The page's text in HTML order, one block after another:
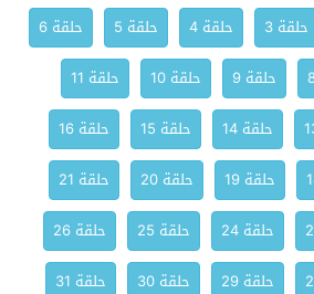
حلقة 3 حلقة 4 حلقة 5
حلقة 6
حلقة 9 حلقة 10
حلقة 11
حلقة 14 حلقة 15
حلقة 16
حلقة 19 حلقة 20
حلقة 21
حلقة 24 حلقة 25
حلقة 26
حلقة 29 حلقة 30
حلقة 31